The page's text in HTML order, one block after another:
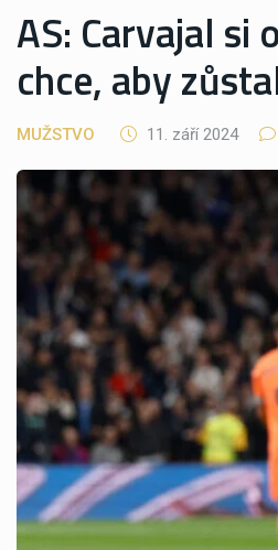
AS: Carvajal si
chce, aby
MUŽSTVO 11. září 2024